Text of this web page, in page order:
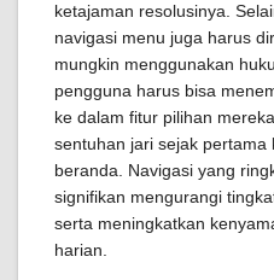
ketajaman resolusinya.
navigasi menu juga harus
mungkin menggunakan
pengguna harus bisa
ke dalam fitur pilihan
sentuhan jari sejak pertama
beranda. Navigasi yang
signifikan mengurangi
serta meningkatkan
harian.